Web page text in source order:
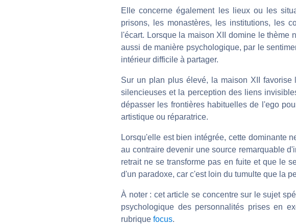
Elle concerne également les lieux ou les
prisons, les monastères, les institutions, les
l'écart. Lorsque la maison XII domine le thème
aussi de manière psychologique, par le
intérieur difficile à partager.
Sur un plan plus élevé, la maison XII favorise
silencieuses et la perception des liens
dépasser les frontières habituelles de l'ego
artistique ou réparatrice.
Lorsqu'elle est bien intégrée, cette dominante
au contraire devenir une source remarquable
retrait ne se transforme pas en fuite et que le
d'un paradoxe, car c'est loin du tumulte que la
À noter : cet article se concentre sur le sujet
psychologique des personnalités prises en
rubrique focus.